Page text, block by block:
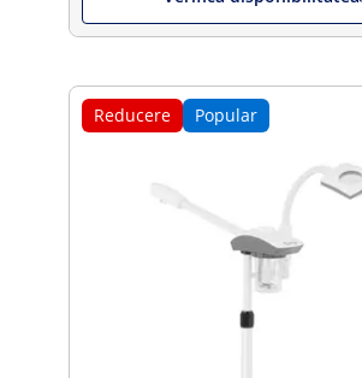
Reducere Popular